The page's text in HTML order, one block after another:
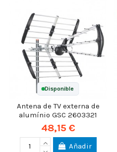
Disponible
Antena de TV externa de
alumínio GSC 2603321
48,15 €
Añadir